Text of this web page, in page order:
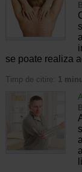
se poate realiza
Timp de citire: 1